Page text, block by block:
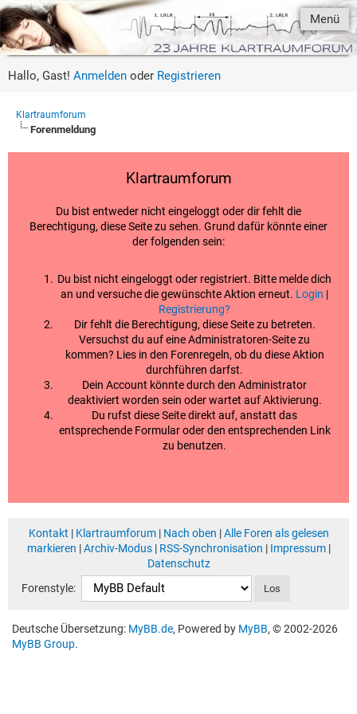
Menü
Hallo, Gast! Anmelden oder Registrieren
Klartraumforum
Forenmeldung
Klartraumforum
Du bist entweder nicht eingeloggt oder dir fehlt die
Berechtigung, diese Seite zu sehen. Grund dafür könnte einer
der folgenden sein:
Du bist nicht eingeloggt oder registriert. Bitte melde dich
an und versuche die gewünschte Aktion erneut. Login |
Registrierung?
Dir fehlt die Berechtigung, diese Seite zu betreten.
Versuchst du auf eine Administratoren-Seite zu
kommen? Lies in den Forenregeln, ob du diese Aktion
durchführen darfst.
Dein Account könnte durch den Administrator
deaktiviert worden sein oder wartet auf Aktivierung.
Du rufst diese Seite direkt auf, anstatt das
entsprechende Formular oder den entsprechenden Link
zu benutzen.
Kontakt | Klartraumforum| Nach oben |Alle Foren als gelesen
markieren |Archiv-Modus| RSS-Synchronisation | Impressum|
Datenschutz
Forenstyle:
Deutsche Übersetzung: MyBB.de, Powered by MyBB, © 2002-2026
MyBB Group.